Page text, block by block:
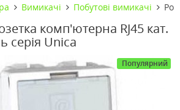
Вимикачі Побутові вимикачі
комп'ютерна RJ45 кат.
серія Unica
Популярний